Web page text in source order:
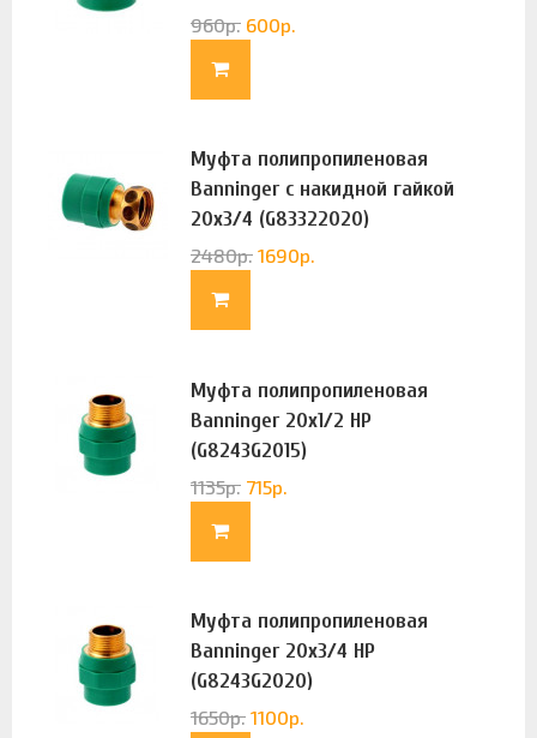
960р. 600р.
Муфта полипропиленовая
Banninger с накидной гайкой
20х3/4 (G83322020)
2480р. 1690р.
Муфта полипропиленовая
Banninger 20х1/2 НР
(G8243G2015)
1135р. 715р.
Муфта полипропиленовая
Banninger 20х3/4 НР
(G8243G2020)
1650р. 1100р.